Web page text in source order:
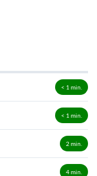
< 1 min.
< 1 min.
2 min.
4min.